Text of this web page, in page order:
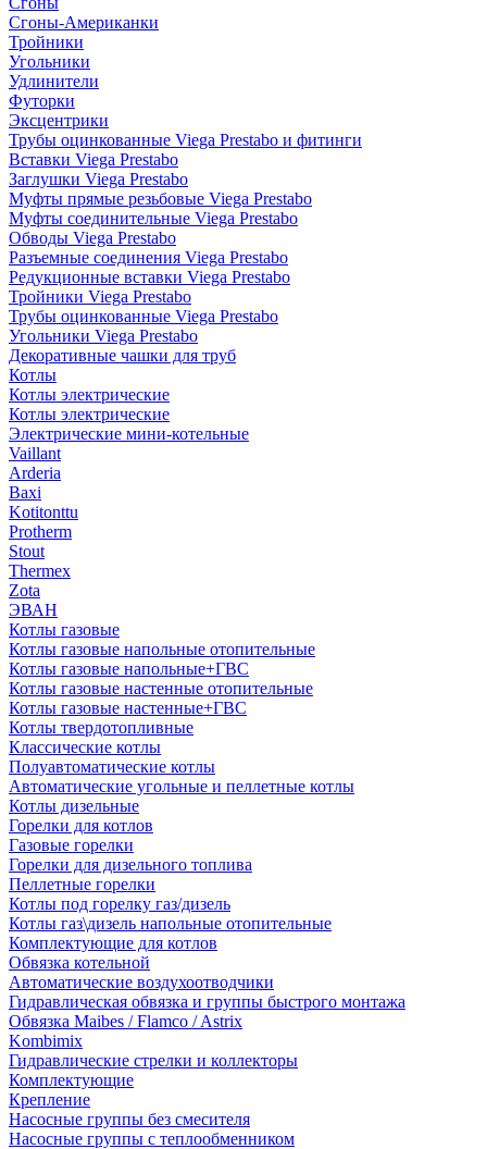
Сгоны-Американки
Тройники
Угольники
Удлинители
Футорки
Эксцентрики
Трубы оцинкованные Viega Prestabo и фитинги
Вставки Viega Prestabo
Заглушки Viega Prestabo
Муфты прямые резьбовые Viega Prestabo
Муфты соединительные Viega Prestabo
Обводы Viega Prestabo
Разъемные соединения Viega Prestabo
Редукционные вставки Viega Prestabo
Тройники Viega Prestabo
Трубы оцинкованные Viega Prestabo
Угольники Viega Prestabo
Декоративные чашки для труб
Котлы
Котлы электрические
Котлы электрические
Электрические мини-котельные
Vaillant
Arderia
Baxi
Kotitonttu
Protherm
Stout
Thermex
Zota
ЭВАН
Котлы газовые
Котлы газовые напольные отопительные
Котлы газовые напольные+ГВС
Котлы газовые настенные отопительные
Котлы газовые настенные+ГВС
Котлы твердотопливные
Классические котлы
Полуавтоматические котлы
Автоматические угольные и пеллетные котлы
Котлы дизельные
Горелки для котлов
Газовые горелки
Горелки для дизельного топлива
Пеллетные горелки
Котлы под горелку газ/дизель
Котлы газ\дизель напольные отопительные
Комплектующие для котлов
Обвязка котельной
Автоматические воздухоотводчики
Гидравлическая обвязка и группы быстрого монтажа
Обвязка Maibes / Flamco / Astrix
Kombimix
Гидравлические стрелки и коллекторы
Комплектующие
Крепление
Насосные группы без смесителя
Насосные группы с теплообменником